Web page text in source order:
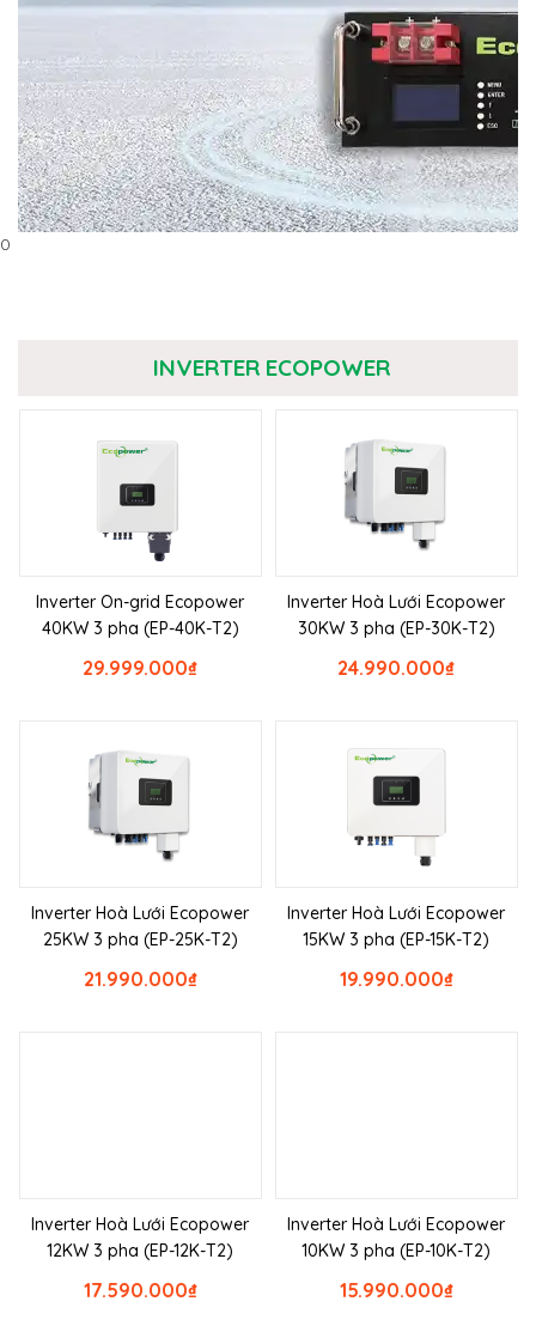
0
INVERTER ECOPOWER
Inverter On-grid Ecopower
40KW 3 pha (EP-40K-T2)
₫
29.999.000
Inverter Hoà Lưới Ecopower
30KW 3 pha (EP-30K-T2)
₫
24.990.000
Inverter Hoà Lưới Ecopower
25KW 3 pha (EP-25K-T2)
₫
21.990.000
Inverter Hoà Lưới Ecopower
15KW 3 pha (EP-15K-T2)
₫
19.990.000
Inverter Hoà Lưới Ecopower
12KW 3 pha (EP-12K-T2)
₫
17.590.000
Inverter Hoà Lưới Ecopower
10KW 3 pha (EP-10K-T2)
₫
15.990.000